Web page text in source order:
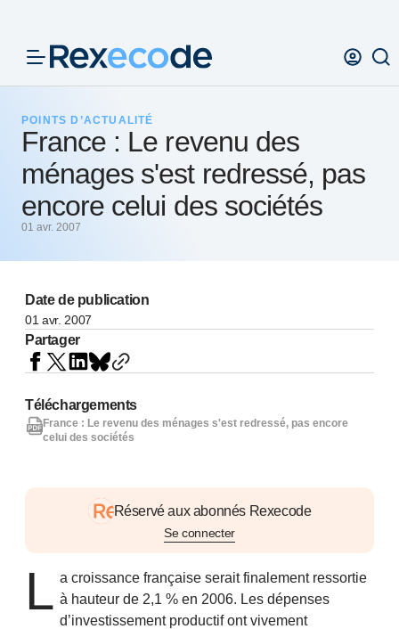
POINTS D’ACTUALITÉ
France : Le revenu des
ménages s'est redressé, pas
encore celui des sociétés
01 avr. 2007
Date de publication
01 avr. 2007
Partager
Réservé aux abonnés Rexecode
Se connecter
L a croissance française serait finalement ressortie
à hauteur de 2,1 % en 2006. Les dépenses
d’investissement productif ont vivement
Téléchargements
France : Le revenu des ménages s'est redressé, pas encore
celui des sociétés